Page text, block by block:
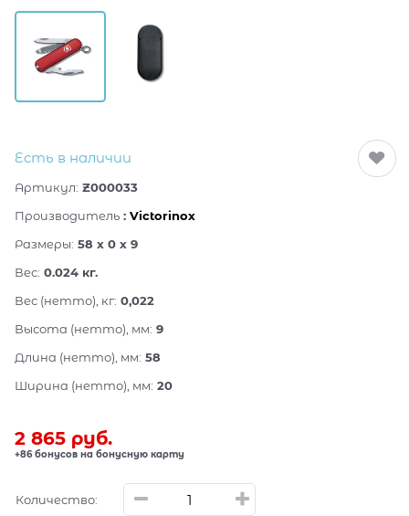
Есть в наличии
Артикул: Z000033
Производитель : Victorinox
Размеры: 58 x 0 x 9
Вес: 0.024 кг.
Вес (нетто), кг: 0,022
Высота (нетто), мм: 9
Длина (нетто), мм: 58
Ширина (нетто), мм: 20
2 865 руб.
+86 бонусов на бонусную карту
Количество: